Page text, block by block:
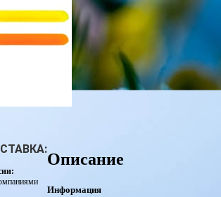
Описание
Информация